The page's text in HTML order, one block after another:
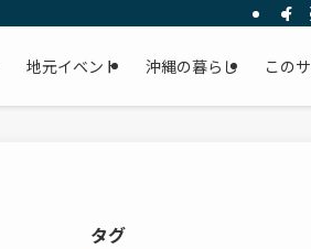
地元イベント 沖縄の暮らし この
タグ